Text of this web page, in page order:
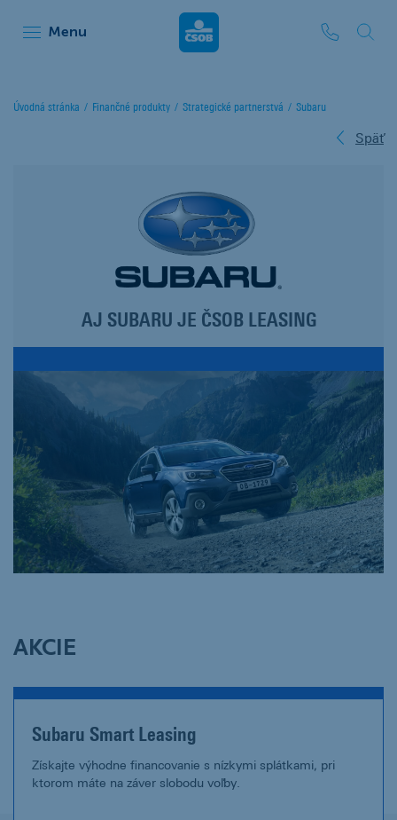
Menu ČSOB Leasing
Úvodná stránka Finančné produkty Strategické partnerstvá Subaru
Späť
AJ SUBARU JE ČSOB LEASING
AKCIE
Subaru Smart Leasing
Získajte výhodne financovanie s nízkymi splátkami, pri
ktorom máte na záver slobodu voľby.